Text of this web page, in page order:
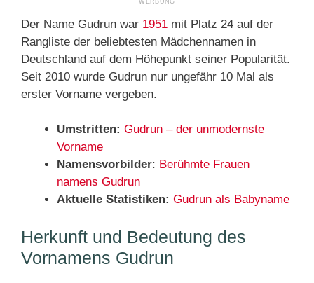
Der Name Gudrun war 1951 mit Platz 24 auf der
Rangliste der beliebtesten Mädchennamen in
Deutschland auf dem Höhepunkt seiner Popularität.
Seit 2010 wurde Gudrun nur ungefähr 10 Mal als
erster Vorname vergeben.
Umstritten: Gudrun – der unmodernste
Vorname
Namensvorbilder: Berühmte Frauen
namens Gudrun
Aktuelle Statistiken: Gudrun als Babyname
Herkunft und Bedeutung des
Vornamens Gudrun